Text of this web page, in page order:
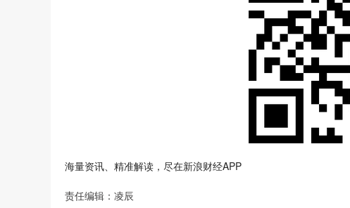
海量资讯、精准解读，尽在新浪财经APP
责任编辑：凌辰